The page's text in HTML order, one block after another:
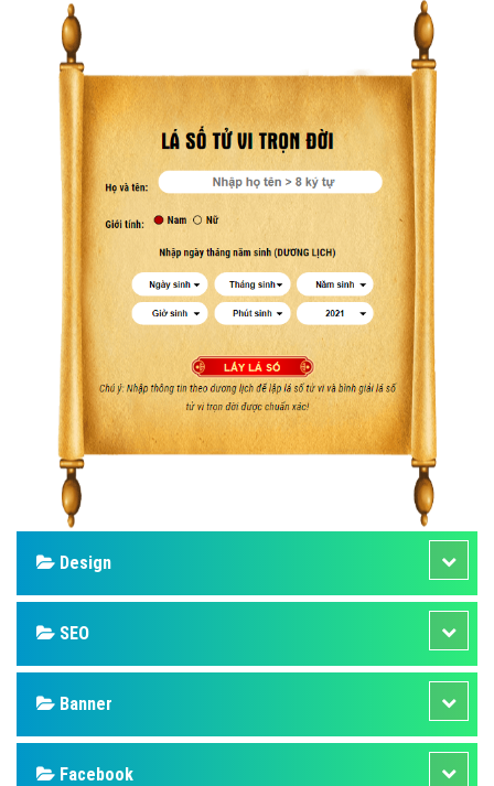
Design
SEO
Banner
Facebook